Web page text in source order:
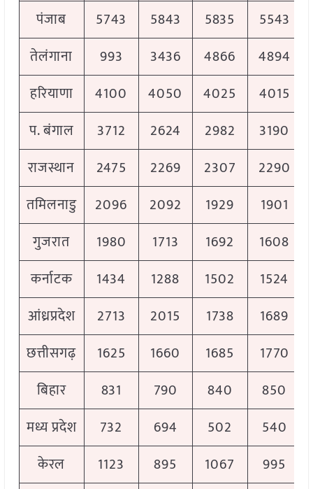
पंजाब 5743 5843 5835 5543
तेलंगाना
993 3436 4866
4894
हरियाणा
4100 4050 4025 4015
प. बंगाल
3712 2624 2982 3190
राजस्थान
2475 2269 2307 2290
तमिलनाडु
2096 2092 1929
1901
गुजरात
1980 1713 1692
1608
कर्नाटक
1434 1288 1502
1524
आंध्रप्रदेश
2713 2015 1738
1689
छत्तीसगढ़
1625 1660 1685
1770
बिहार
831 790 840
850
मध्य प्रदेश
732 694 502
540
केरल
1123 895 1067
995